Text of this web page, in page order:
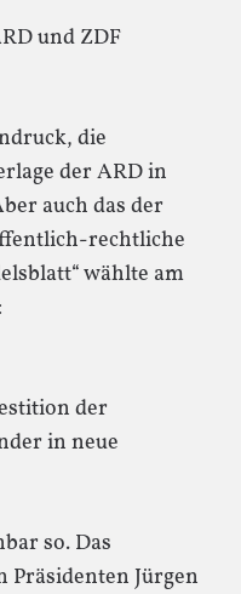
und ZDF
die
der ARD in
auch das der
rechtliche
wählte am
der
in neue
so. Das
Präsidenten Jürgen